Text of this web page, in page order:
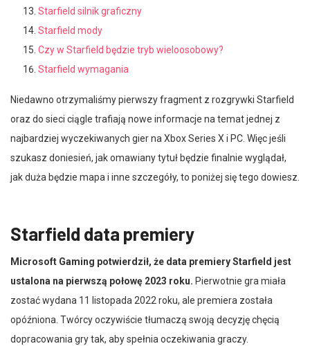
Starfield silnik graficzny
Starfield mody
Czy w Starfield będzie tryb wieloosobowy?
Starfield wymagania
Niedawno otrzymaliśmy pierwszy fragment z rozgrywki Starfield
oraz do sieci ciągle trafiają nowe informacje na temat jednej z
najbardziej wyczekiwanych gier na Xbox Series X i PC. Więc jeśli
szukasz doniesień, jak omawiany tytuł będzie finalnie wyglądał,
jak duża będzie mapa i inne szczegóły, to poniżej się tego dowiesz.
Starfield data premiery
Microsoft Gaming potwierdził, że data premiery Starfield jest
ustalona na pierwszą połowę 2023 roku. Pierwotnie gra miała
zostać wydana 11 listopada 2022 roku, ale premiera została
opóźniona. Twórcy oczywiście tłumaczą swoją decyzję chęcią
dopracowania gry tak, aby spełnia oczekiwania graczy.